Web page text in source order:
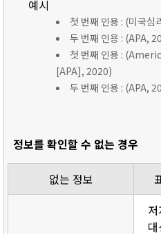
예시
첫 번째 인용 : (미국
두 번째 인용 : (APA,
첫 번째 인용 :
[APA], 2020)
두 번째 인용 : (APA,
정보를 확인할 수 없는 경우
없는 정보